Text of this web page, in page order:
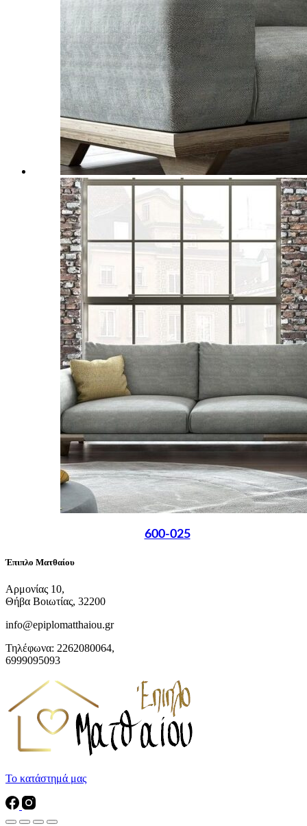
600-025
Έπιπλο Ματθαίου
Αρμονίας 10,
Θήβα Βοιωτίας, 32200
info@epiplomatthaiou.gr
Τηλέφωνα: 2262080064,
6999095093
Το κατάστημά μας